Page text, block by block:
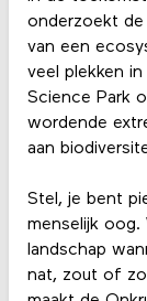
onderzoekt
van een
veel plekken
Science Park
wordende
aan
Stel, je bent
menselijk oog.
landschap
nat, zout of